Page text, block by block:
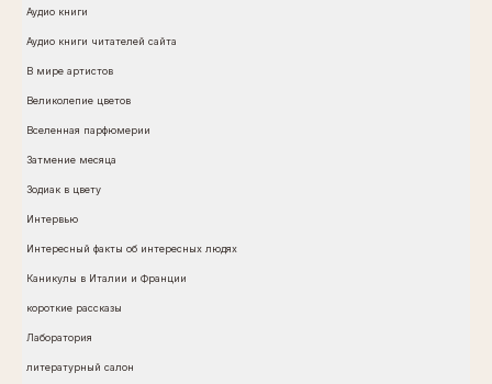
Аудио книги
Аудио книги читателей сайта
В мире артистов
Великолепие цветов
Вселенная парфюмерии
Затмение месяца
Зодиак в цвету
Интервью
Интересный факты об интересных людях
Каникулы в Италии и Франции
короткие рассказы
Лаборатория
литературный салон